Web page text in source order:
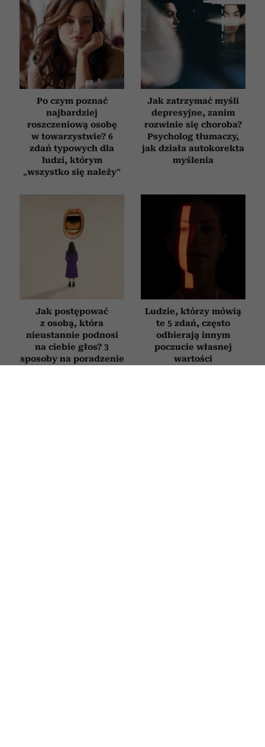
Po czym poznać
najbardziej
roszczeniową osobę
w towarzystwie? 6
zdań typowych dla
ludzi, którym
„wszystko się należy”
Jak zatrzymać myśli
depresyjne, zanim
rozwinie się choroba?
Psycholog tłumaczy,
jak działa autokorekta
myślenia
Jak postępować
z osobą, która
nieustannie podnosi
na ciebie głos? 3
sposoby na poradzenie
Ludzie, którzy mówią
te 5 zdań, często
odbierają innym
poczucie własnej
wartości